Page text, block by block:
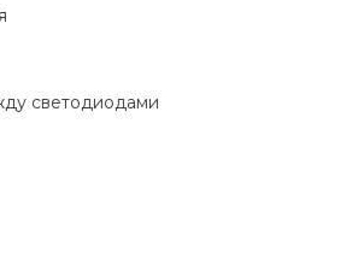
светодиодами